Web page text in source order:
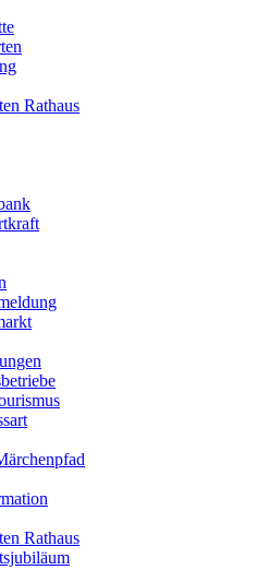
Rathaus
Rathaus